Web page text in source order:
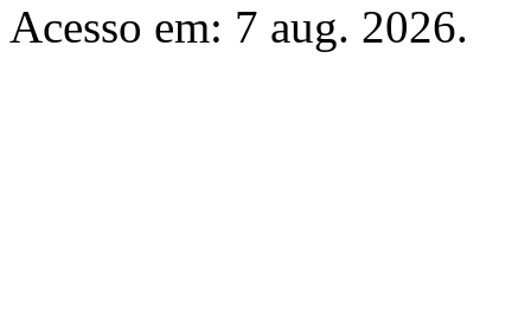
Acesso em: 7 aug. 2026.